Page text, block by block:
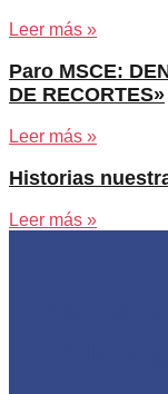
Leer más »
Paro MSCE:
DE RECORTES»
Leer más »
Historias
Leer más »